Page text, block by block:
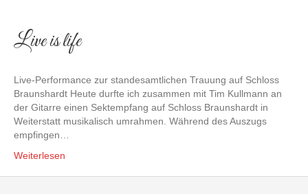
Live is life
Live-Performance zur standesamtlichen Trauung auf Schloss
Braunshardt Heute durfte ich zusammen mit Tim Kullmann an
der Gitarre einen Sektempfang auf Schloss Braunshardt in
Weiterstatt musikalisch umrahmen. Während des Auszugs
empfingen…
Weiterlesen